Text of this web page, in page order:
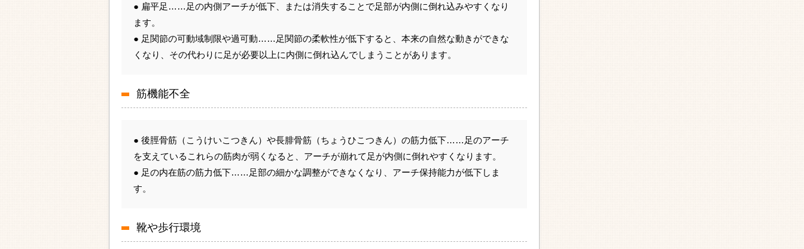
● 扁平足……足の内側アーチが低下、または消失することで足部が内側に倒れ込みやすくなり
ます。
● 足関節の可動域制限や過可動……足関節の柔軟性が低下すると、本来の自然な動きができな
くなり、その代わりに足が必要以上に内側に倒れ込んでしまうことがあります。
筋機能不全
● 後脛骨筋（こうけいこつきん）や長腓骨筋（ちょうひこつきん）の筋力低下……足のアーチ
を支えているこれらの筋肉が弱くなると、アーチが崩れて足が内側に倒れやすくなります。
● 足の内在筋の筋力低下……足部の細かな調整ができなくなり、アーチ保持能力が低下しま
す。
靴や歩行環境